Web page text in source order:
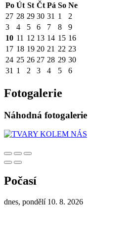
Po Út St Čt Pá So Ne
27 28 29 30 31 1
2
3
4 5 6 7 8
9
10 11 12 13 14 15 16
17 18 19 20 21 22 23
24 25 26 27 28 29 30
31 1 2 3 4 5 6
Fotogalerie
Náhodná fotogalerie
Počasí
dnes, pondělí 10. 8. 2026